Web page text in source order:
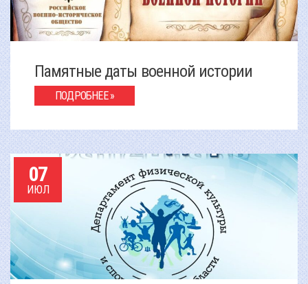
Памятные даты военной истории
ПОДРОБНЕЕ »
07
ИЮЛ